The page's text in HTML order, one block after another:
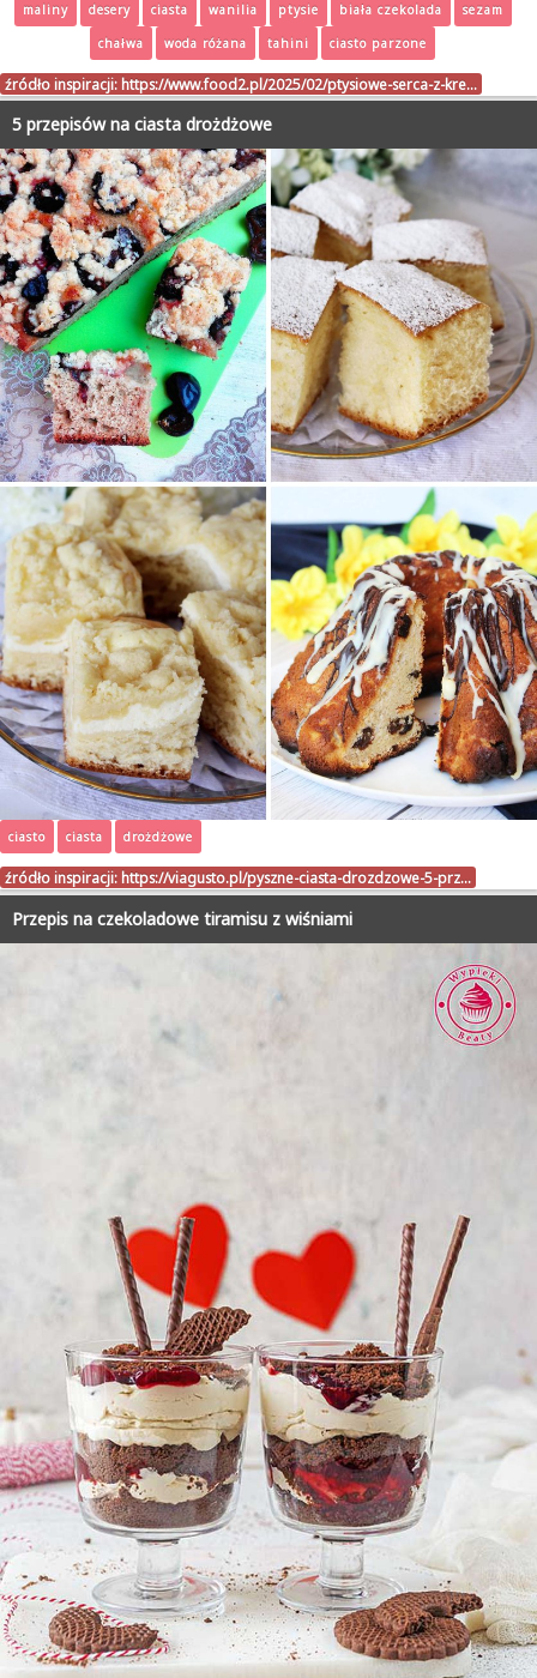
maliny desery ciasta wanilia ptysie biała czekolada
sezam
chałwa
woda różana tahini ciasto parzone
źródło inspiracji: https://www.food2.pl/2025/02/ptysiowe-serca-z-kre…
5 przepisów na ciasta drożdżowe
ciasto ciasta drożdżowe
źródło inspiracji: https://viagusto.pl/pyszne-ciasta-drozdzowe-5-prz…
Przepis na czekoladowe tiramisu z wiśniami